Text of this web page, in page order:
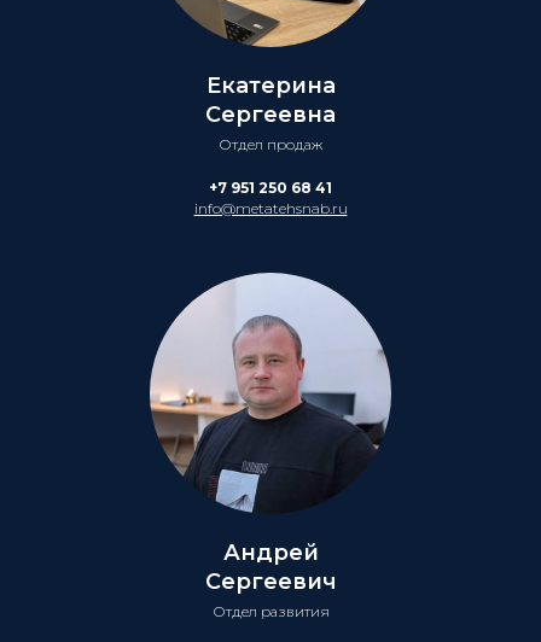
Екатерина
Сергеевна
Отдел продаж
+7 951 250 68 41
info@metatehsnab.ru
Андрей
Сергеевич
Отдел развития